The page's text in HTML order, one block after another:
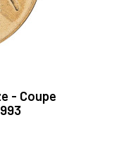
- Coupe